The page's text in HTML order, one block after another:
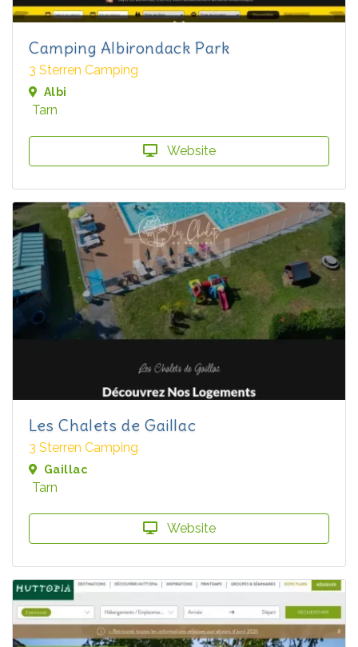
Camping Albirondack Park
3 Sterren Camping
Albi
Tarn
Website
Les Chalets de Gaillac
3 Sterren Camping
Gaillac
Tarn
Website